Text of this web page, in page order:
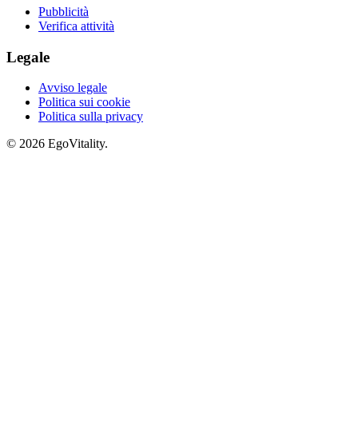
Pubblicità
Verifica attività
Legale
Avviso legale
Politica sui cookie
Politica sulla privacy
© 2026 EgoVitality.